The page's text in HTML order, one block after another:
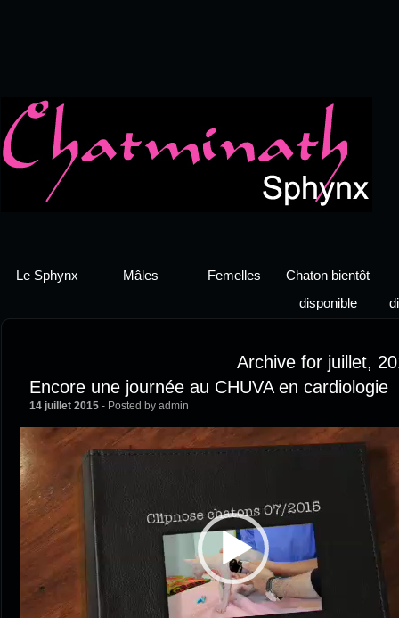
Le Sphynx Mâles Femelles
Chaton bientôt
disponible
Archive for juillet,
Encore une journée au CHUVA en cardiologie
14 juillet 2015- Posted by admin
Lecteur
vidéo